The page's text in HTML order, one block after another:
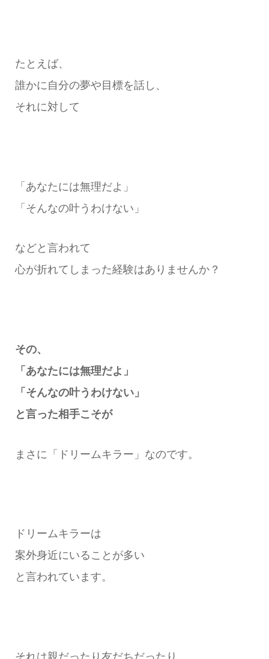
たとえば、
誰かに自分の夢や目標を話し、
それに対して
「あなたには無理だよ」
「そんなの叶うわけない」
などと言われて
心が折れてしまった経験はありませんか？
その、
「あなたには無理だよ」
「そんなの叶うわけない」
と言った相手こそが
まさに「ドリームキラー」なのです。
ドリームキラーは
案外身近にいることが多い
と言われています。